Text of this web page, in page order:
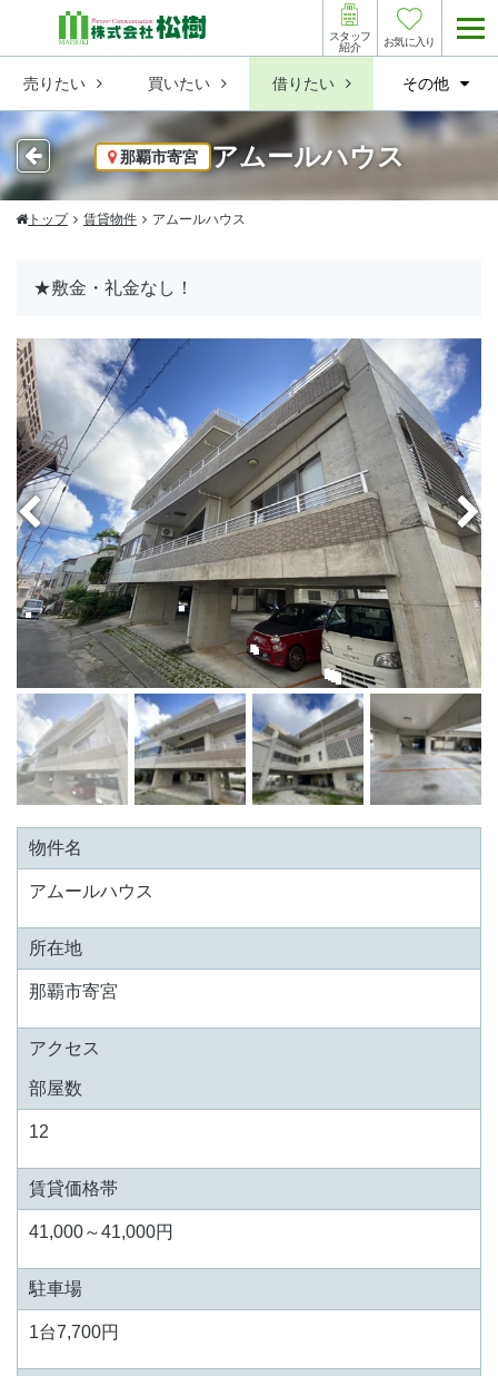
売りたい 買いたい 借りたい その他
スタッフ
紹介
お気に入り
那覇市寄宮 アムールハウス
トップ 賃貸物件 アムールハウス
★敷金・礼金なし！
物件名
アムールハウス
所在地
那覇市寄宮
アクセス
部屋数
12
賃貸価格帯
41,000～41,000円
駐車場
1台7,700円